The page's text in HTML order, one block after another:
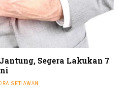
Segera Lakukan 7
SETIAWAN